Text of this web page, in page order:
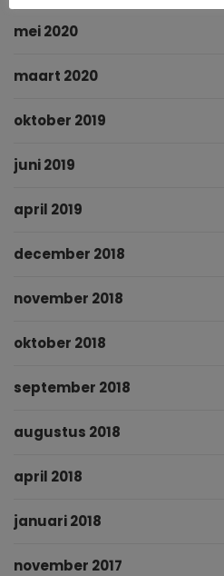
mei 2020
maart 2020
oktober 2019
juni 2019
april 2019
december 2018
november 2018
oktober 2018
september 2018
augustus 2018
april 2018
januari 2018
november 2017